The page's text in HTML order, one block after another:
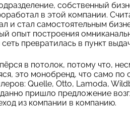
собственный
в этой компании.
и стал самостоятельным
опыт построения
превратилась в пункт
в потолок, потому что,
это монобренд, что само по
Quelle, Otto, Lamoda,
пришло предложение
из компании в компанию.